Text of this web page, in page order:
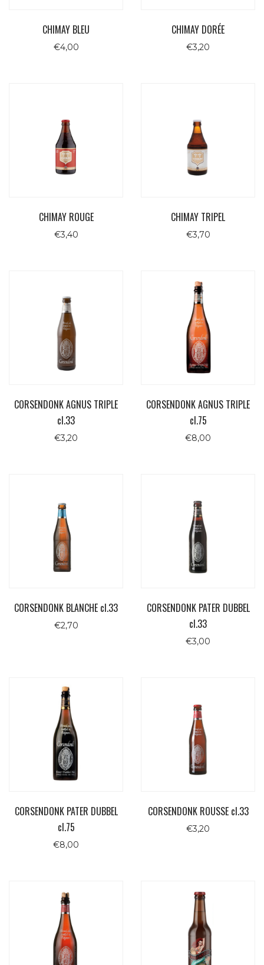
CHIMAY BLEU
€4,00
CHIMAY DORÉE
€3,20
CHIMAY ROUGE
€3,40
CHIMAY TRIPEL
€3,70
CORSENDONK AGNUS TRIPLE
cl.33
€3,20
CORSENDONK AGNUS TRIPLE
cl.75
€8,00
CORSENDONK BLANCHE cl.33
€2,70
CORSENDONK PATER DUBBEL
cl.33
€3,00
CORSENDONK PATER DUBBEL
cl.75
€8,00
CORSENDONK ROUSSE cl.33
€3,20